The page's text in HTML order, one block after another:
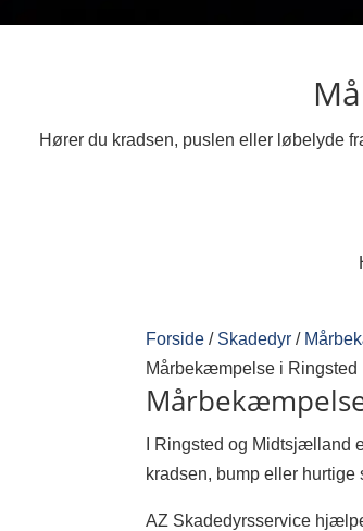
Hører du kradsen, puslen eller løbelyde
Forside / Skadedyr /
Mårbekæmpelse i Ringsted
I Ringsted og Midtsjælland
kradsen, bump eller
AZ Skadedyrsservice